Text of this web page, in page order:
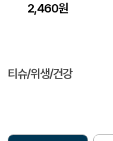
2,460원
티슈/위생/건강